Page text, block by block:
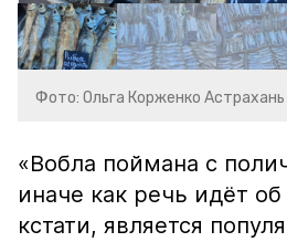
Фото: Ольга Корженко
«Вобла поймана с
иначе как речь идёт
кстати, является